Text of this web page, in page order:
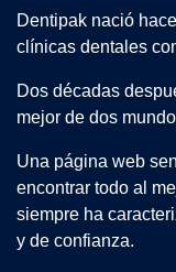
Dentipak nació
clínicas dentales
Dos décadas
mejor de dos
Una página web
encontrar todo al
siempre ha
y de confianza.